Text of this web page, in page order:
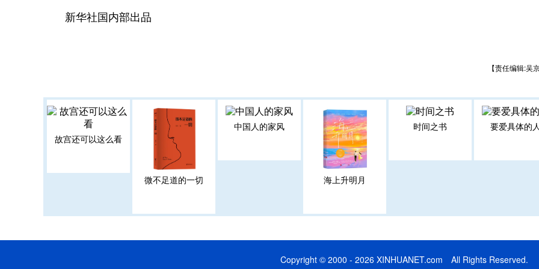
新华社国内部出品
【责任编辑:吴
故宫还可以这么看
微不足道的一切
中国人的家风
海上升明月
时间之书 要爱具体的人
Copyright © 2000 - 2026 XINHUANET.com All Rights Reserved.